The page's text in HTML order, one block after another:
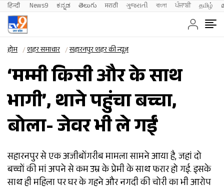
हिन्दी News9 ಕನ್ನಡ తెలుగు मराठी ગુજરાતી বাংলা ਪੰਜਾਬੀ தமிழ்
होम शहर समाचार सहारनपुर शहर की न्यूज़
‘मम्मी किसी और के साथ
भागी’, थाने पहुंचा बच्चा,
बोला- जेवर भी ले गईं
सहारनपुर से एक अजीबोंगरीब मामला सामने आया है, जहां दो
बच्चों की मां अपने से कम उम्र के प्रेमी के साथ फरार हो गई. इसके
साथ ही महिला पर घर के गहने और नगदी की चोरी का भी आरोप